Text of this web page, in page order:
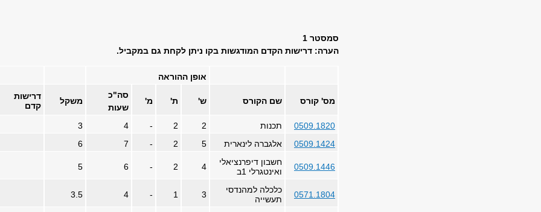
סמסטר 1
הערה: דרישות הקדם המודגשות בקו ניתן לקחת גם במקביל.
אופן ההוראה
מס' קורס שם הקורס ש' ת' מ'
סה"כ
שעות
משקל
דרישות
קדם
0509.1820 תכנות 2
2
-
4
3
0509.1424
אלגברה לינארית 5
2
-
7
6
0509.1446
חשבון דיפרנציאלי
ואינטגרלי 1ב
4
2
-
6
5
0571.1804
כלכלה למהנדסי
תעשייה
3
1
-
4
3.5